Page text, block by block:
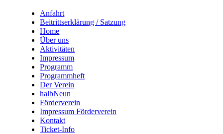
Anfahrt
Beitrittserklärung / Satzung
Home
Über uns
Aktivitäten
Impressum
Programm
Programmheft
Der Verein
halbNeun
Förderverein
Impressum Förderverein
Kontakt
Ticket-Info